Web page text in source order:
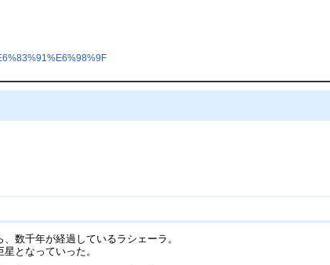
数千年が経過しているラシェーラ。
となっていった。